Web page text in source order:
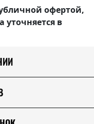
офертой,
уточняется в